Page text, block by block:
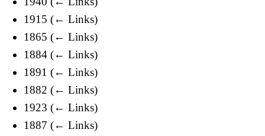
1915 (← Links)
1865 (← Links)
1884 (← Links)
1891 (← Links)
1882 (← Links)
1923 (← Links)
1887 (← Links)